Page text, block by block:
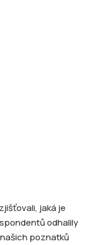
jaká je
odhalily
poznatků